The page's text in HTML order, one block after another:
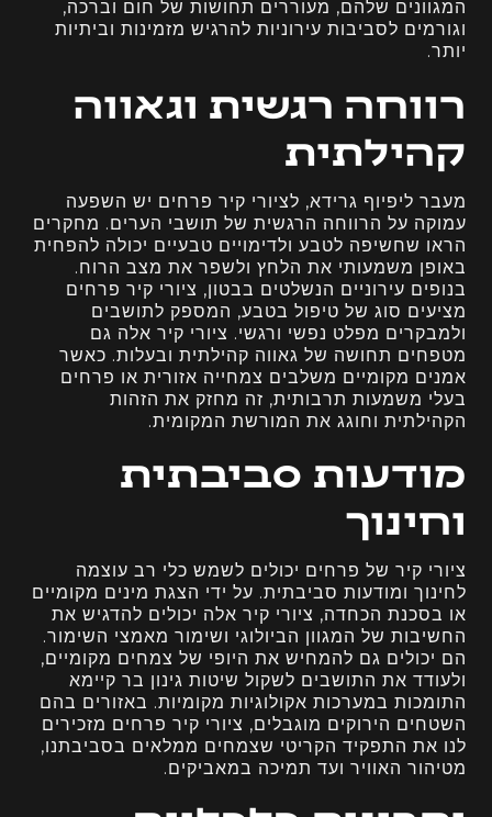
המגוונים שלהם, מעוררים תחושות של חום וברכה,
וגורמים לסביבות עירוניות להרגיש מזמינות וביתיות
יותר.
רווחה רגשית וגאווה
קהילתית
מעבר ליפיוף גרידא, לציורי קיר פרחים יש השפעה
עמוקה על הרווחה הרגשית של תושבי הערים. מחקרים
הראו שחשיפה לטבע ולדימויים טבעיים יכולה להפחית
באופן משמעותי את הלחץ ולשפר את מצב הרוח.
בנופים עירוניים הנשלטים בבטון, ציורי קיר פרחים
מציעים סוג של טיפול בטבע, המספק לתושבים
ולמבקרים מפלט נפשי ורגשי. ציורי קיר אלה גם
מטפחים תחושה של גאווה קהילתית ובעלות. כאשר
אמנים מקומיים משלבים צמחייה אזורית או פרחים
בעלי משמעות תרבותית, זה מחזק את הזהות
הקהילתית וחוגג את המורשת המקומית.
מודעות סביבתית
וחינוך
ציורי קיר של פרחים יכולים לשמש כלי רב עוצמה
לחינוך ומודעות סביבתית. על ידי הצגת מינים מקומיים
או בסכנת הכחדה, ציורי קיר אלה יכולים להדגיש את
החשיבות של המגוון הביולוגי ושימור מאמצי השימור.
הם יכולים גם להמחיש את היופי של צמחים מקומיים,
ולעודד את התושבים לשקול שיטות גינון בר קיימא
התומכות במערכות אקולוגיות מקומיות. באזורים בהם
השטחים הירוקים מוגבלים, ציורי קיר פרחים מזכירים
לנו את התפקיד הקריטי שצמחים ממלאים בסביבתנו,
מטיהור האוויר ועד תמיכה במאביקים.